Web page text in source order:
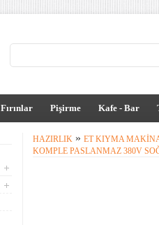
Fırınlar Pişirme Kafe - Bar
HAZIRLIK » ET KIYMA
KOMPLE PASLANMAZ 380V